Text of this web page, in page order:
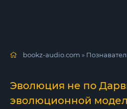
bookz-audio.com »
Эволюция не по
эволюционной